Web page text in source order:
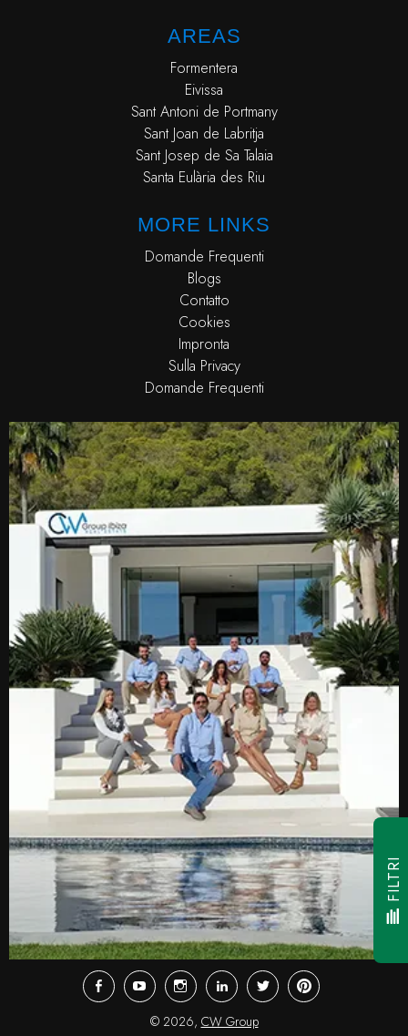
AREAS
Formentera
Eivissa
Sant Antoni de Portmany
Sant Joan de Labritja
Sant Josep de Sa Talaia
Santa Eulària des Riu
MORE LINKS
Domande Frequenti
Blogs
Contatto
Cookies
Impronta
Sulla Privacy
Domande Frequenti
FacebookYoutubeInstagramLinkedInTwitter Pinterest
© 2026, CW Group
FILTRI